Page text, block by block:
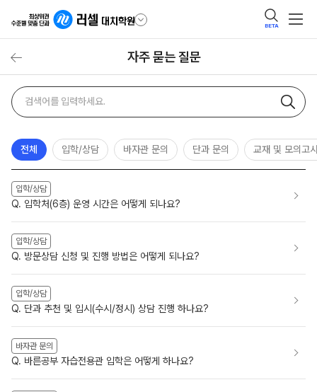
BETA
자주 묻는 질문
자주
묻는
검색
검색어
전체 입학/상담 바자관 문의 단과 문의 교재 및 모의고
입학/상담
Q. 입학처(6층) 운영 시간은 어떻게 되나요?
입학/상담
Q. 방문상담 신청 및 진행 방법은 어떻게 되나요?
입학/상담
Q. 단과 추천 및 입시(수시/정시) 상담 진행 하나요?
바자관 문의
Q. 바른공부 자습전용관 입학은 어떻게 하나요?